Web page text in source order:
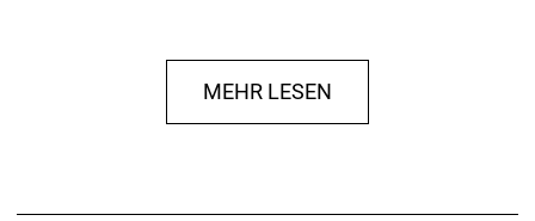
Griffe: Velo VLG108
Lenker: Riser, Aluminium, 720mm
Lenkerbreite (in mm): 720
MEHR LESEN